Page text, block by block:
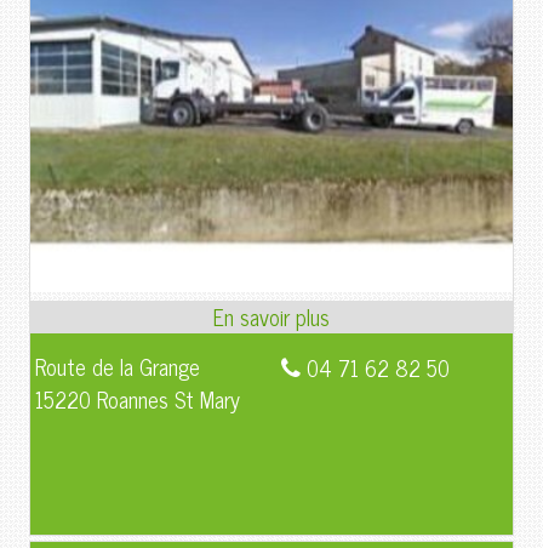
Route de la Grange
15220 Roannes St Mary
04 71 62 82 50